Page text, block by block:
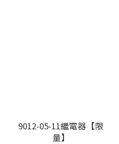
9012-05-11繼電器【限
量】